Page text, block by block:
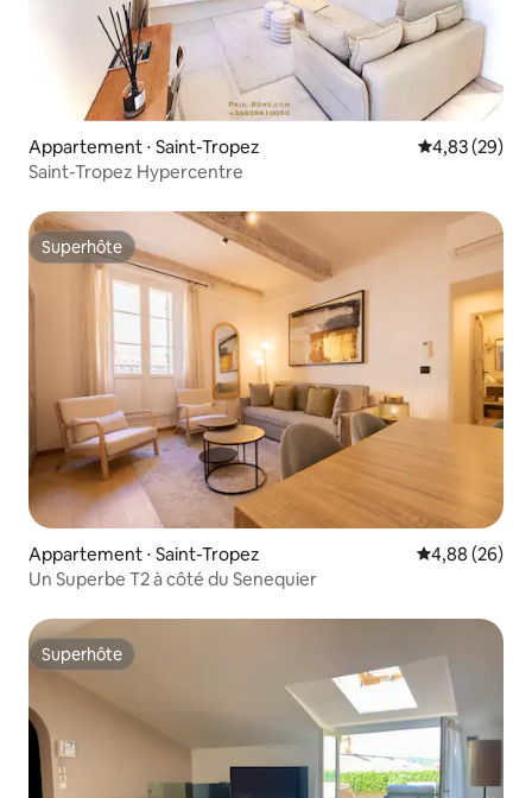
Appartement ⋅ Saint-Tropez Évaluation
4,83 (29)
Saint-Tropez Hypercentre
Superhôte
Superhôte
Appartement ⋅ Saint-Tropez Évaluation
4,88 (26)
Un Superbe T2 à côté du Senequier
Superhôte
Superhôte